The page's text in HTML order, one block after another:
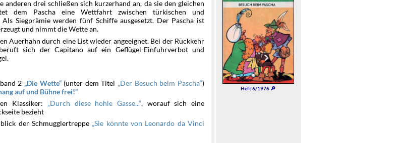
Heft 6/1976 🔎
anderen drei schließen sich kurzerhand an, da sie den gleichen
dem Pascha eine Wettfahrt zwischen türkischen und
Als Siegprämie werden fünf Schiffe ausgesetzt. Der Pascha ist
und nimmt die Wette an.
Auerhahn durch eine List wieder angeeignet. Bei der Rückkehr
sich der Capitano auf ein Geflügel-Einfuhrverbot und
2 Die Wette (unter dem Titel Der Besuch beim Pascha )
auf und Bühne frei!
Klassiker: Durch diese hohle Gasse... , worauf sich eine
bezieht
der Schmugglertreppe
Sie könnte von Leonardo da Vinci